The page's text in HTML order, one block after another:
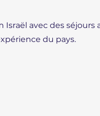
Israël avec des séjours
du pays.